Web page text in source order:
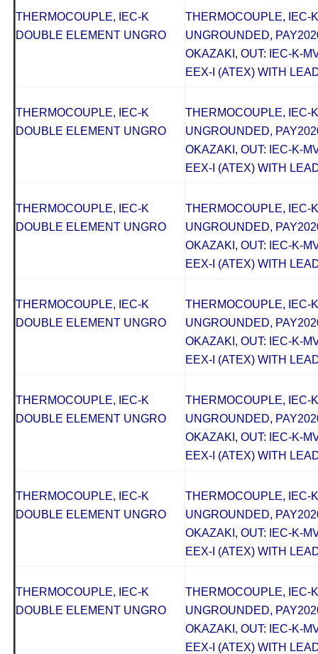
THERMOCOUPLE, IEC-K
DOUBLE ELEMENT UNGRO
THERMOCOUPLE, IEC-
UNGROUNDED,
OKAZAKI, OUT: IEC-K-
EEX-I (ATEX) WITH
THERMOCOUPLE, IEC-K
DOUBLE ELEMENT UNGRO
THERMOCOUPLE, IEC-
UNGROUNDED,
OKAZAKI, OUT: IEC-K-
EEX-I (ATEX) WITH
THERMOCOUPLE, IEC-K
DOUBLE ELEMENT UNGRO
THERMOCOUPLE, IEC-
UNGROUNDED,
OKAZAKI, OUT: IEC-K-
EEX-I (ATEX) WITH
THERMOCOUPLE, IEC-K
DOUBLE ELEMENT UNGRO
THERMOCOUPLE, IEC-
UNGROUNDED,
OKAZAKI, OUT: IEC-K-
EEX-I (ATEX) WITH
THERMOCOUPLE, IEC-K
DOUBLE ELEMENT UNGRO
THERMOCOUPLE, IEC-
UNGROUNDED,
OKAZAKI, OUT: IEC-K-
EEX-I (ATEX) WITH
THERMOCOUPLE, IEC-K
DOUBLE ELEMENT UNGRO
THERMOCOUPLE, IEC-
UNGROUNDED,
OKAZAKI, OUT: IEC-K-
EEX-I (ATEX) WITH
THERMOCOUPLE, IEC-K
DOUBLE ELEMENT UNGRO
THERMOCOUPLE, IEC-
UNGROUNDED,
OKAZAKI, OUT: IEC-K-
EEX-I (ATEX) WITH